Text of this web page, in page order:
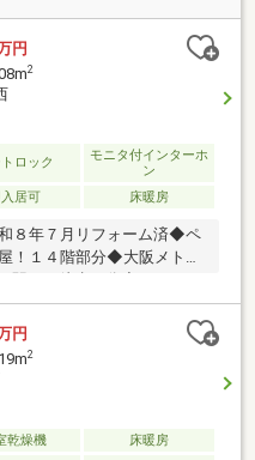
円
2
ロック
モニタ付インターホ
ン
居可 床暖房
８年７月リフォーム済◆ペ
！１４階部分◆大阪メトロ
ストカワック完備
円
2
乾燥機 床暖房